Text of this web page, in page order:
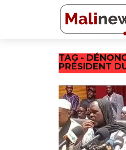
TAG -
PRÉSIDENT